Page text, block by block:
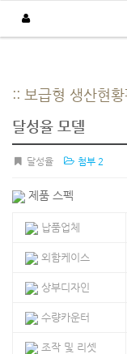
:: 보급형 생산현
달성율 모델
달성율 첨부 2
제품 스펙
납품업체
외함케이스
상부디자인
수량카운터
조작 및 리셋